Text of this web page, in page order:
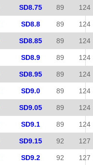
SD8.75 89 124
SD8.8 89 124
SD8.85 89 124
SD8.9 89 124
SD8.95 89 124
SD9.0 89 124
SD9.05 89 124
SD9.1 89 124
SD9.15 92 127
SD9.2 92 127